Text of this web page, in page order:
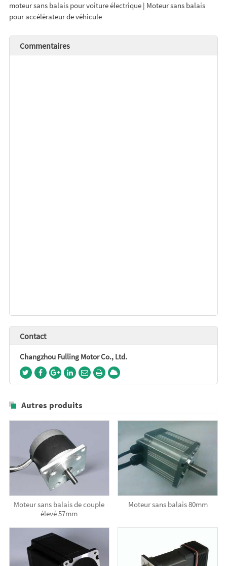
moteur sans balais pour voiture électrique | Moteur sans balais
pour accélérateur de véhicule
Commentaires
Contact
Changzhou Fulling Motor Co., Ltd.
Autres produits
Moteur sans balais de couple
élevé 57mm
Moteur sans balais 80mm